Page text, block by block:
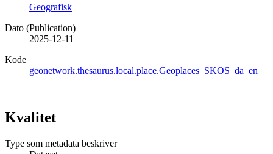
Geografisk
Dato (Publication)
2025-12-11
Kode
geonetwork.thesaurus.local.place.Geoplaces_SKOS_da_en
Kvalitet
Type som metadata beskriver